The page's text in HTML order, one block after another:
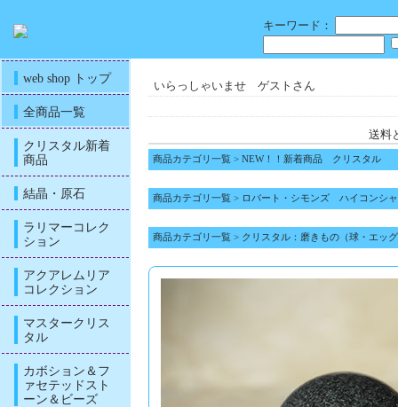
キーワード：
web shop トップ
全商品一覧
クリスタル新着
商品
結晶・原石
ラリマーコレク
ション
アクアレムリア
コレクション
マスタークリス
タル
カボション＆フ
ァセテッドスト
ーン＆ビーズ
いらっしゃいませ ゲストさん
送料
商品カテゴリ一覧 > NEW！！新着商品 クリスタル
商品カテゴリ一覧 > ロバート・シモンズ ハイコンシ
商品カテゴリ一覧 > クリスタル：磨きもの（球・エッ